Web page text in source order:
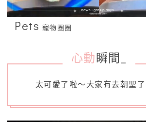
Pets 寵物圈圈
心動 瞬間
太可愛了啦～大家有去朝聖了